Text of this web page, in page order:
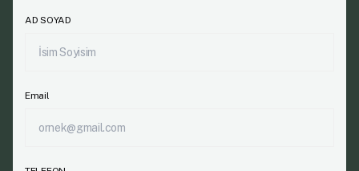
AD SOYAD
Email